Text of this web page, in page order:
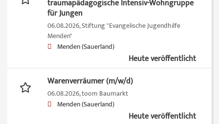
traumapädagogische Intensiv-Wohngruppe
für Jungen
06.08.2026,Stiftung "Evangelische Jugendhilfe
Menden"
Menden (Sauerland)
Heute veröffentlicht
Warenverräumer (m/w/d)
06.08.2026,toom Baumarkt
Menden (Sauerland)
Heute veröffentlicht